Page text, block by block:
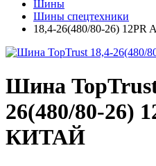
Шины
Шины спецтехники
18,4-26(480/80-26)
Шина
26(480/80-26)
КИТАЙ